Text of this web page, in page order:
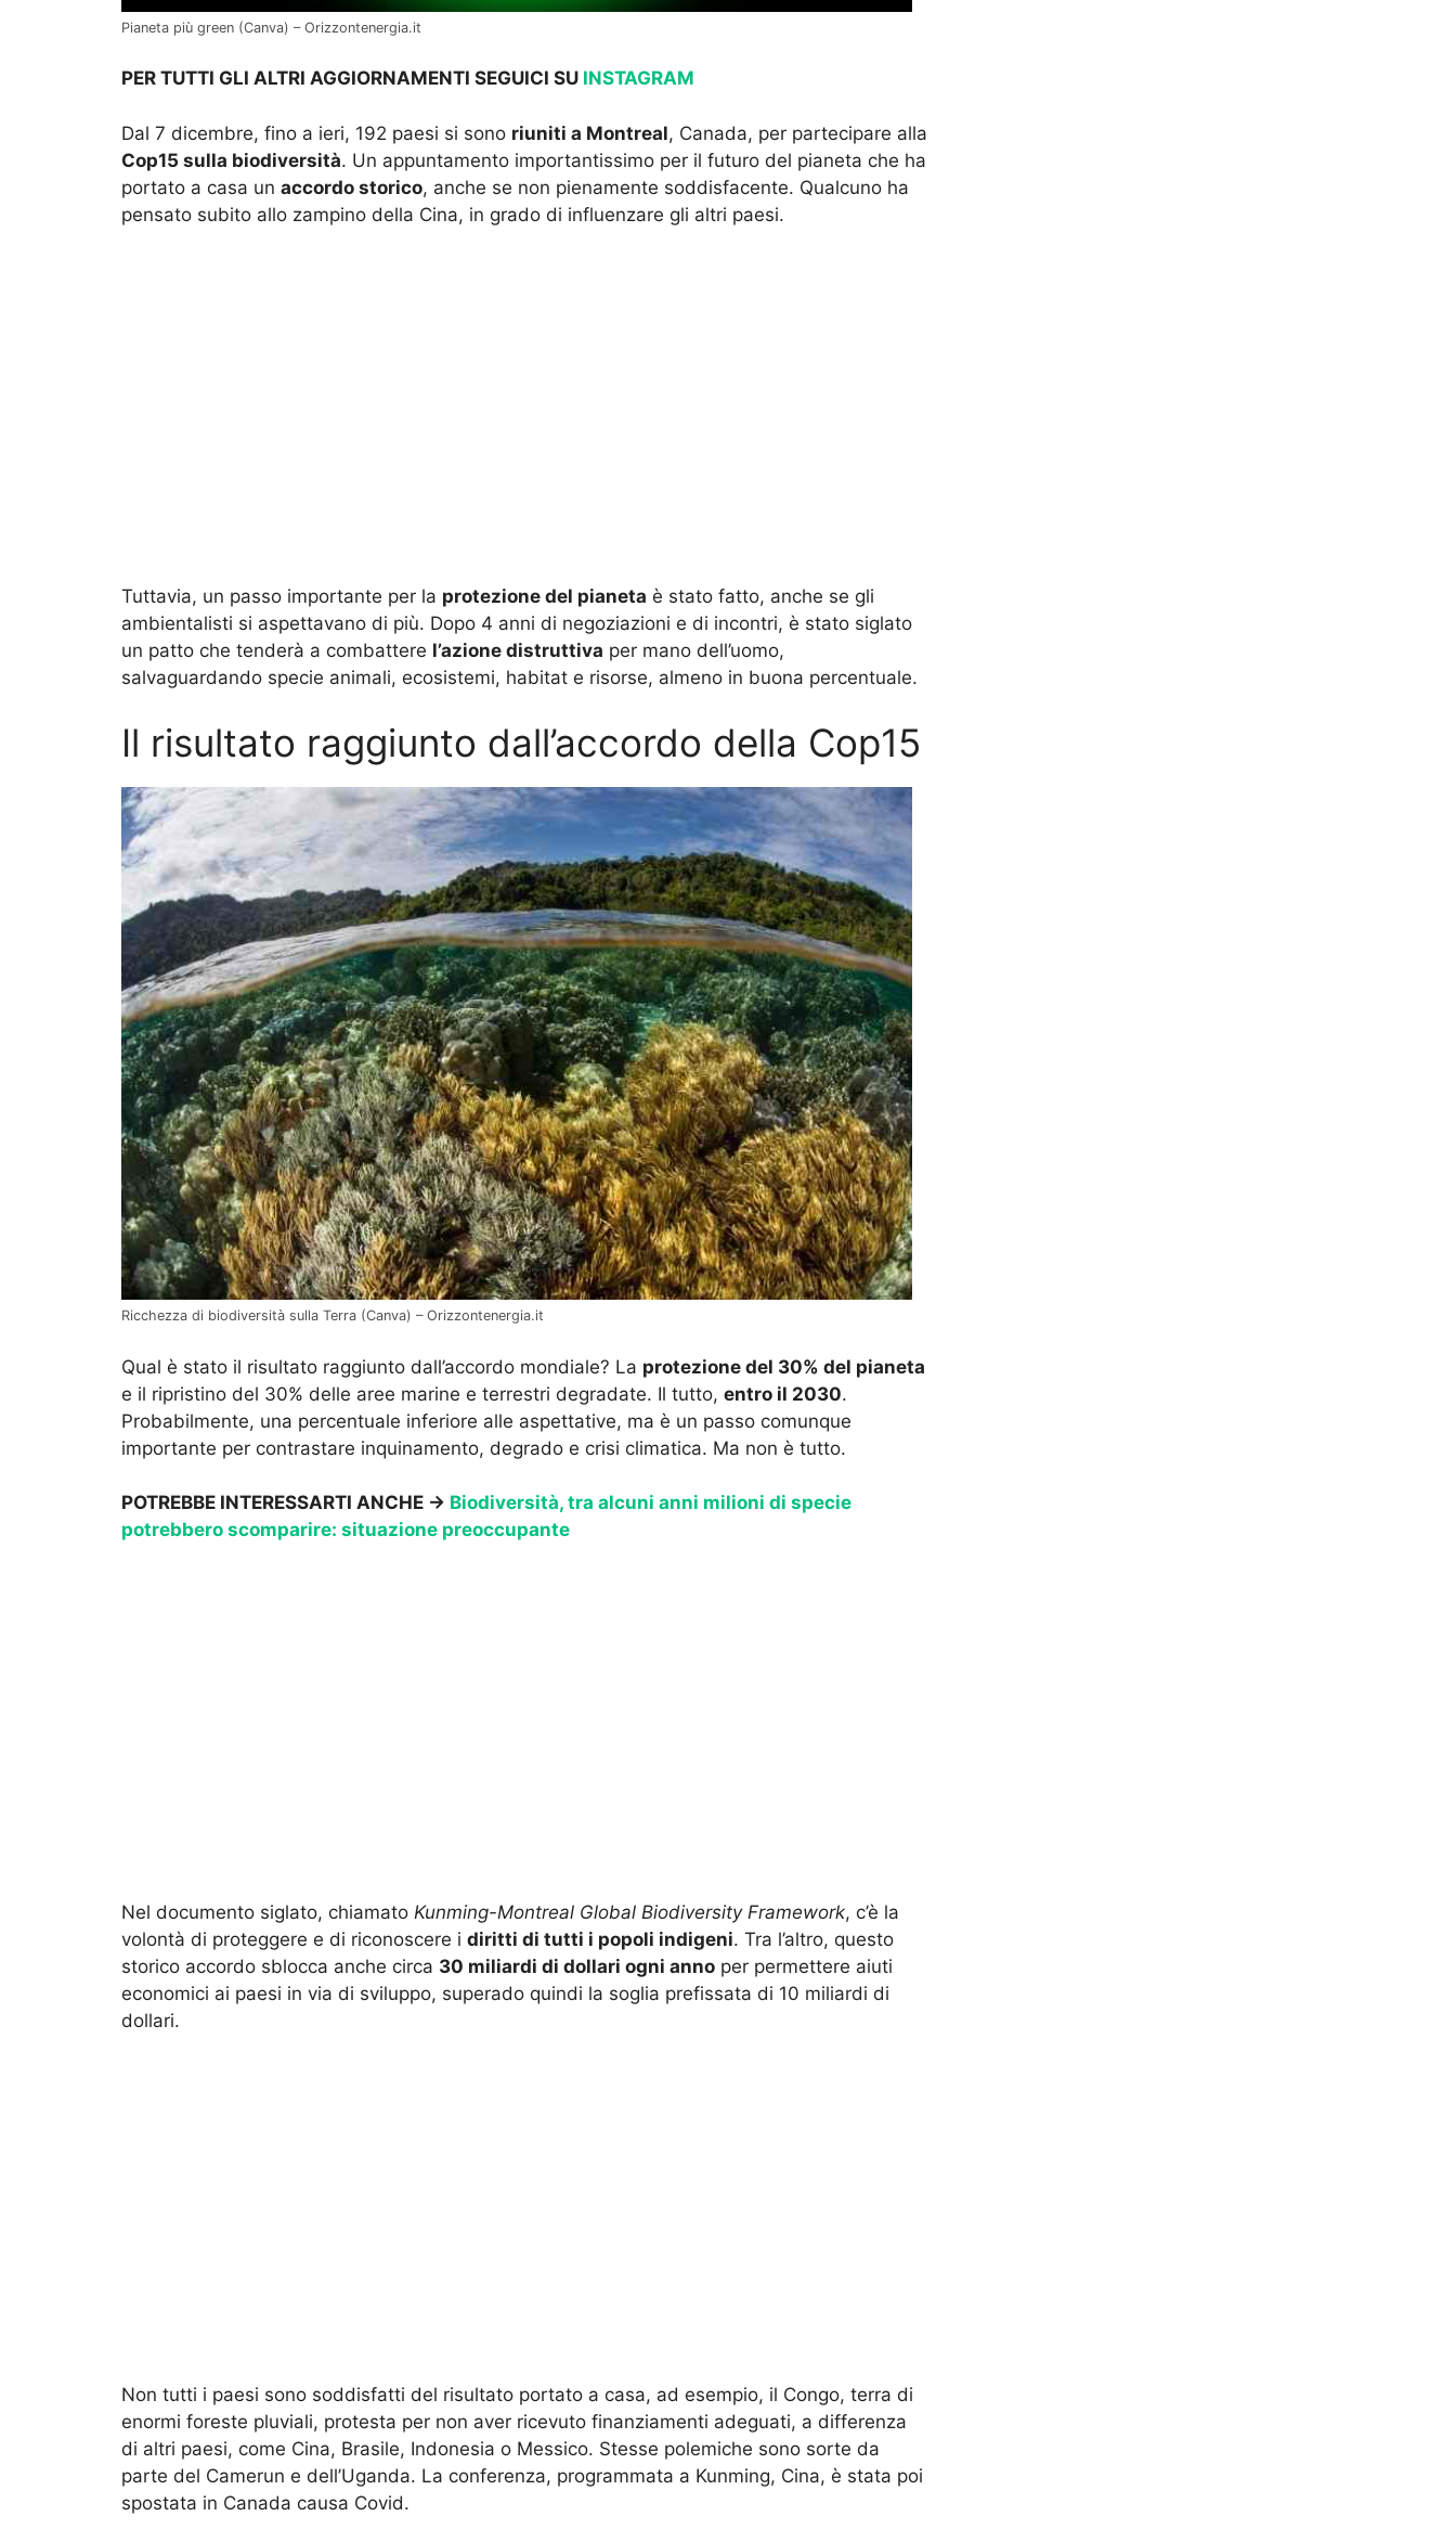
Pianeta più green (Canva) – Orizzontenergia.it
PER TUTTI GLI ALTRI AGGIORNAMENTI SEGUICI SU INSTAGRAM
Dal 7 dicembre, fino a ieri, 192 paesi si sono riuniti a Montreal, Canada, per partecipare alla
Cop15 sulla biodiversità. Un appuntamento importantissimo per il futuro del pianeta che ha
portato a casa un accordo storico, anche se non pienamente soddisfacente. Qualcuno ha
pensato subito allo zampino della Cina, in grado di influenzare gli altri paesi.
Tuttavia, un passo importante per la protezione del pianeta è stato fatto, anche se gli
ambientalisti si aspettavano di più. Dopo 4 anni di negoziazioni e di incontri, è stato siglato
un patto che tenderà a combattere l’azione distruttiva per mano dell’uomo,
salvaguardando specie animali, ecosistemi, habitat e risorse, almeno in buona percentuale.
Il risultato raggiunto dall’accordo della Cop15
Ricchezza di biodiversità sulla Terra (Canva) – Orizzontenergia.it
Qual è stato il risultato raggiunto dall’accordo mondiale? La protezione del 30% del pianeta
e il ripristino del 30% delle aree marine e terrestri degradate. Il tutto, entro il 2030.
Probabilmente, una percentuale inferiore alle aspettative, ma è un passo comunque
importante per contrastare inquinamento, degrado e crisi climatica. Ma non è tutto.
POTREBBE INTERESSARTI ANCHE → Biodiversità, tra alcuni anni milioni di specie
potrebbero scomparire: situazione preoccupante
Nel documento siglato, chiamato Kunming-Montreal Global Biodiversity Framework, c’è la
volontà di proteggere e di riconoscere i diritti di tutti i popoli indigeni. Tra l’altro, questo
storico accordo sblocca anche circa 30 miliardi di dollari ogni anno per permettere aiuti
economici ai paesi in via di sviluppo, superado quindi la soglia prefissata di 10 miliardi di
dollari.
Non tutti i paesi sono soddisfatti del risultato portato a casa, ad esempio, il Congo, terra di
enormi foreste pluviali, protesta per non aver ricevuto finanziamenti adeguati, a differenza
di altri paesi, come Cina, Brasile, Indonesia o Messico. Stesse polemiche sono sorte da
parte del Camerun e dell’Uganda. La conferenza, programmata a Kunming, Cina, è stata poi
spostata in Canada causa Covid.